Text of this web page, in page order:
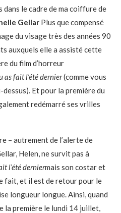
le cadre de ma coiffure de
Gellar Plus que compensé
du visage très des années 90
auxquels elle a assisté cette
du film d’horreur
as fait l’été dernier(comme vous
Et pour la première du
redémarré ses vrilles
– autrement de l’alerte de
Helen, ne survit pas à
l’été derniermais son costar et
fait, et il est de retour pour le
longueur longue. Ainsi, quand
la première le lundi 14 juillet,